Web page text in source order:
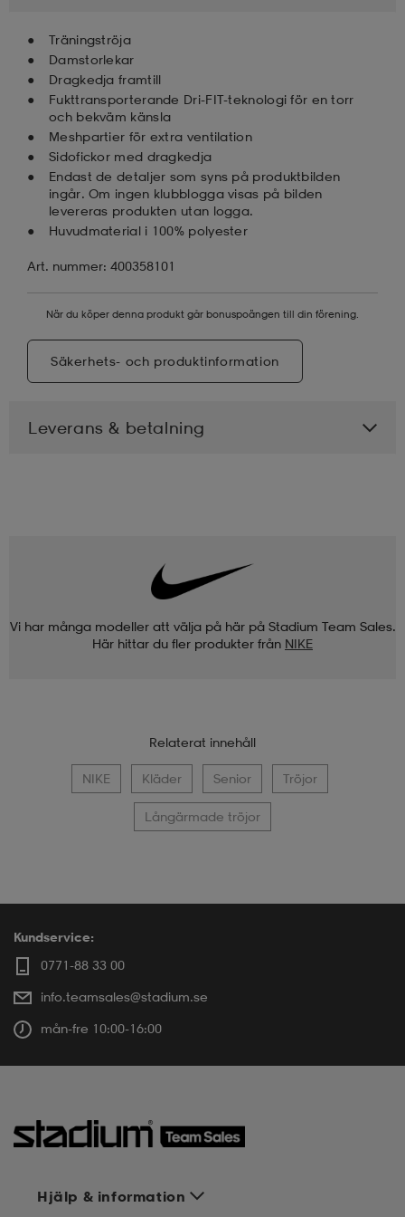
Träningströja
Damstorlekar
Dragkedja framtill
Fukttransporterande Dri-FIT-teknologi för en torr
och bekväm känsla
Meshpartier för extra ventilation
Sidofickor med dragkedja
Endast de detaljer som syns på produktbilden
ingår. Om ingen klubblogga visas på bilden
levereras produkten utan logga.
Huvudmaterial i 100% polyester
Art. nummer: 400358101
När du köper denna produkt går bonuspoängen till din förening.
Säkerhets- och produktinformation
Leverans & betalning
Vi har många modeller att välja på här på Stadium Team Sales.
Här hittar du fler produkter från NIKE
Relaterat innehåll
NIKE Kläder Senior Tröjor
Långärmade tröjor
Kundservice:
0771-88 33 00
info.teamsales@stadium.se
mån-fre 10:00-16:00
Hjälp & information